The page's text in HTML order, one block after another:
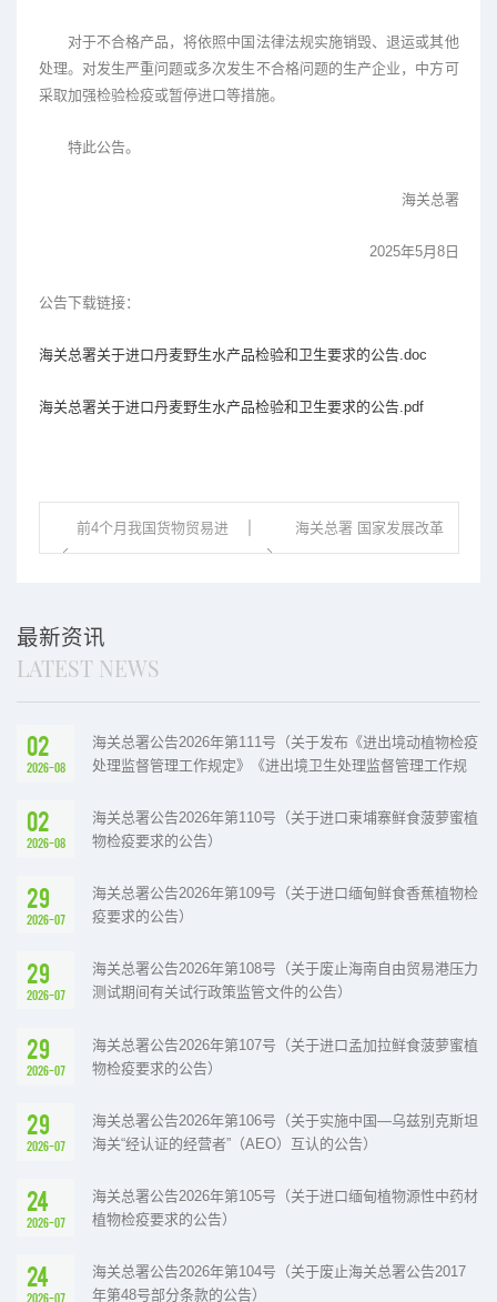
对于不合格产品，将依照中国法律法规实施销毁、退运或其他
处理。对发生严重问题或多次发生不合格问题的生产企业，中方可
采取加强检验检疫或暂停进口等措施。
特此公告。
海关总署
2025年5月8日
公告下载链接：
海关总署关于进口丹麦野生水产品检验和卫生要求的公告.doc
海关总署关于进口丹麦野生水产品检验和卫生要求的公告.pdf
前4个月我国货物贸易进 海关总署 国家发展改革
最新资讯
LATEST NEWS
02
2026-08
海关总署公告2026年第111号（关于发布《进出境动植物检疫
处理监督管理工作规定》《进出境卫生处理监督管理工作规
02
2026-08
海关总署公告2026年第110号（关于进口柬埔寨鲜食菠萝蜜植
物检疫要求的公告）
29
2026-07
海关总署公告2026年第109号（关于进口缅甸鲜食香蕉植物检
疫要求的公告）
29
2026-07
海关总署公告2026年第108号（关于废止海南自由贸易港压力
测试期间有关试行政策监管文件的公告）
29
2026-07
海关总署公告2026年第107号（关于进口孟加拉鲜食菠萝蜜植
物检疫要求的公告）
29
2026-07
海关总署公告2026年第106号（关于实施中国—乌兹别克斯坦
海关“经认证的经营者”（AEO）互认的公告）
24
2026-07
海关总署公告2026年第105号（关于进口缅甸植物源性中药材
植物检疫要求的公告）
24
2026-07
海关总署公告2026年第104号（关于废止海关总署公告2017
年第48号部分条款的公告）